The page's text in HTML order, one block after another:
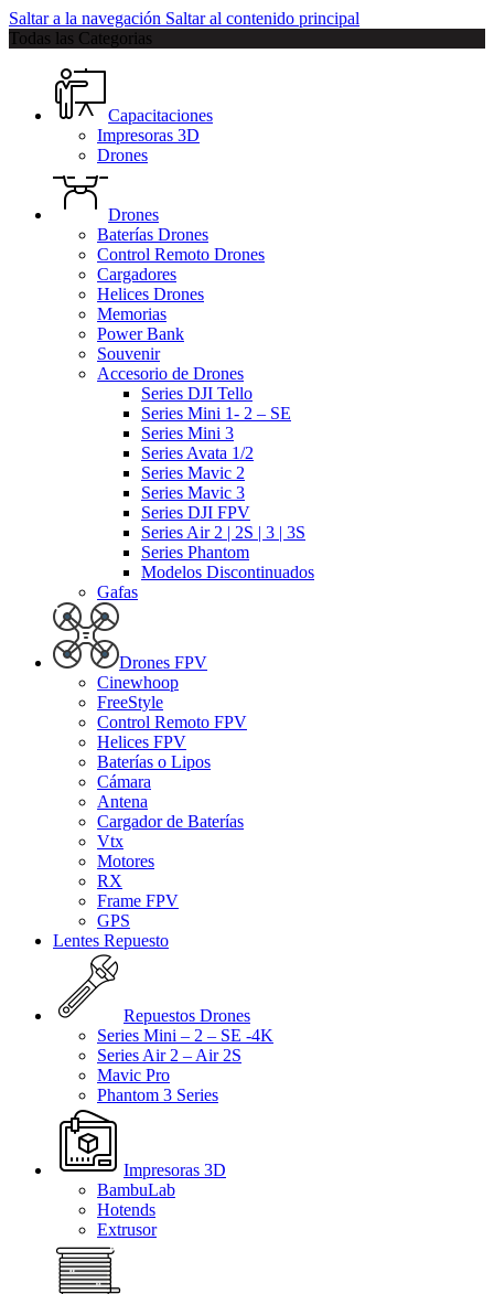
Saltar a la navegación Saltar al contenido principal
Todas las Categorias
Capacitaciones
Impresoras 3D
Drones
Drones
Baterías Drones
Control Remoto Drones
Cargadores
Helices Drones
Memorias
Power Bank
Souvenir
Accesorio de Drones
Series DJI Tello
Series Mini 1- 2 – SE
Series Mini 3
Series Avata 1/2
Series Mavic 2
Series Mavic 3
Series DJI FPV
Series Air 2 | 2S | 3 | 3S
Series Phantom
Modelos Discontinuados
Gafas
Drones FPV
Cinewhoop
FreeStyle
Control Remoto FPV
Helices FPV
Baterías o Lipos
Cámara
Antena
Cargador de Baterías
Vtx
Motores
RX
Frame FPV
GPS
Lentes Repuesto
Repuestos Drones
Series Mini – 2 – SE -4K
Series Air 2 – Air 2S
Mavic Pro
Phantom 3 Series
Impresoras 3D
BambuLab
Hotends
Extrusor